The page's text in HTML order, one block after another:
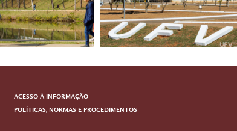
ACESSO À INFORMAÇÃO
POLÍTICAS, NORMAS E PROCEDIMENTOS